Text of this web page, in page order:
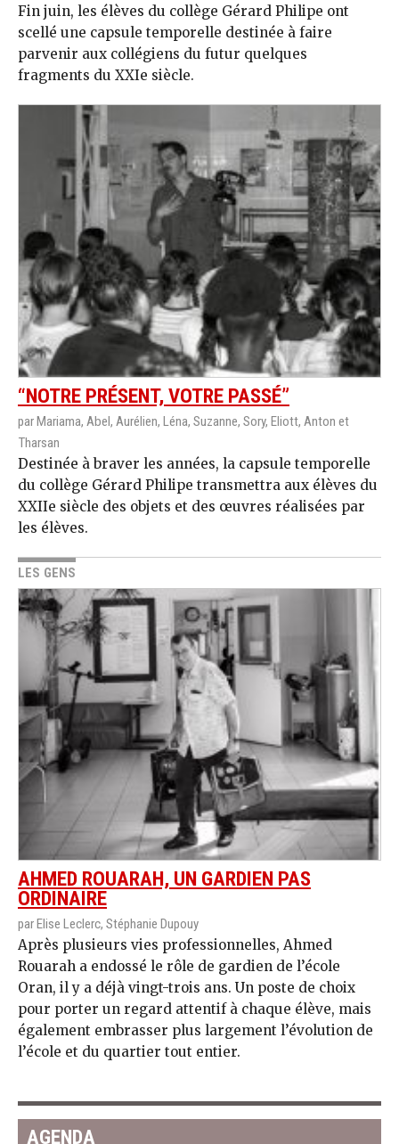
Fin juin, les élèves du collège Gérard Philipe ont
scellé une capsule temporelle destinée à faire
parvenir aux collégiens du futur quelques
fragments du XXIe siècle.
“NOTRE PRÉSENT, VOTRE PASSÉ”
par Mariama, Abel, Aurélien, Léna, Suzanne, Sory, Eliott, Anton et
Tharsan
Destinée à braver les années, la capsule temporelle
du collège Gérard Philipe transmettra aux élèves du
XXIIe siècle des objets et des œuvres réalisées par
les élèves.
LES GENS
AHMED ROUARAH, UN GARDIEN PAS
ORDINAIRE
par Elise Leclerc, Stéphanie Dupouy
Après plusieurs vies professionnelles, Ahmed
Rouarah a endossé le rôle de gardien de l’école
Oran, il y a déjà vingt-trois ans. Un poste de choix
pour porter un regard attentif à chaque élève, mais
également embrasser plus largement l’évolution de
l’école et du quartier tout entier.
AGENDA